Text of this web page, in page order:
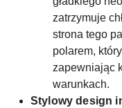
zatrzymuje
strona tego
polarem,
zapewniając
warunkach.
Stylowy design